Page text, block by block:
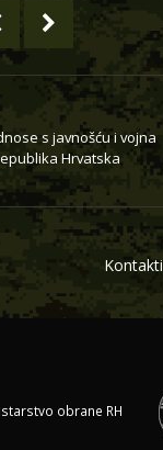
s javnošću i vojna
Hrvatska
Kontakti
obrane RH